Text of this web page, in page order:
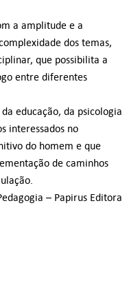
a amplitude e a
dos temas,
que possibilita a
entre diferentes
educação, da psicologia
interessados no
do homem e que
de caminhos
– Papirus Editora